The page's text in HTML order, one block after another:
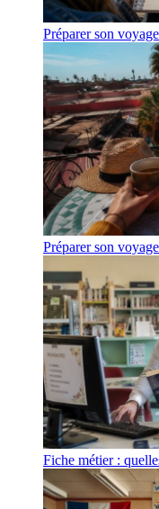
Préparer son
Préparer son
Fiche métier :